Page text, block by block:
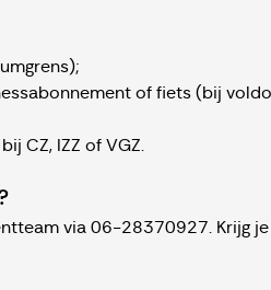
of fiets (bij
CZ, IZZ of VGZ.
via 06-28370927. Krijg